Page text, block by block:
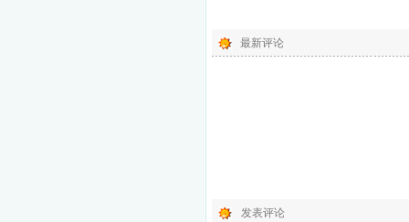
最新评论
发表评论